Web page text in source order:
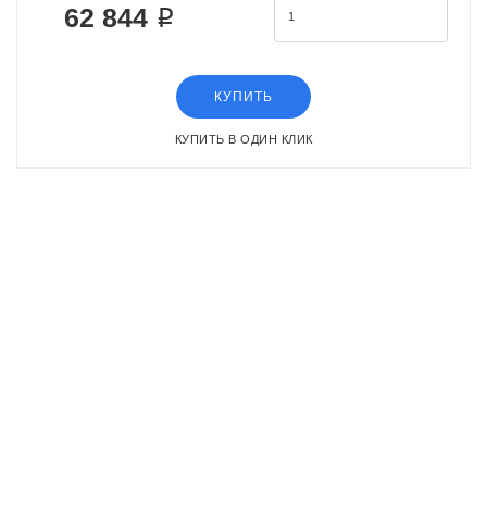
62 844 ₽
КУПИТЬ
КУПИТЬ В ОДИН КЛИК